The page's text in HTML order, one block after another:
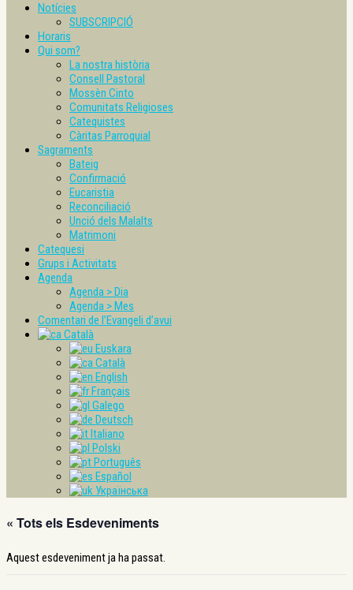
Notícies
SUBSCRIPCIÓ
Horaris
Qui som?
La nostra història
Consell Pastoral
Mossèn Cinto
Comunitats Religioses
Catequistes
Càritas Parroquial
Sagraments
Bateig
Confirmació
Eucaristia
Reconciliació
Unció dels Malalts
Matrimoni
Catequesi
Grups i Activitats
Agenda
Agenda > Dia
Agenda > Mes
Comentari de l’Evangeli d’avui
Català
Euskara
Català
English
Français
Galego
Deutsch
Italiano
Polski
Português
Español
Українська
« Tots els Esdeveniments
Aquest esdeveniment ja ha passat.